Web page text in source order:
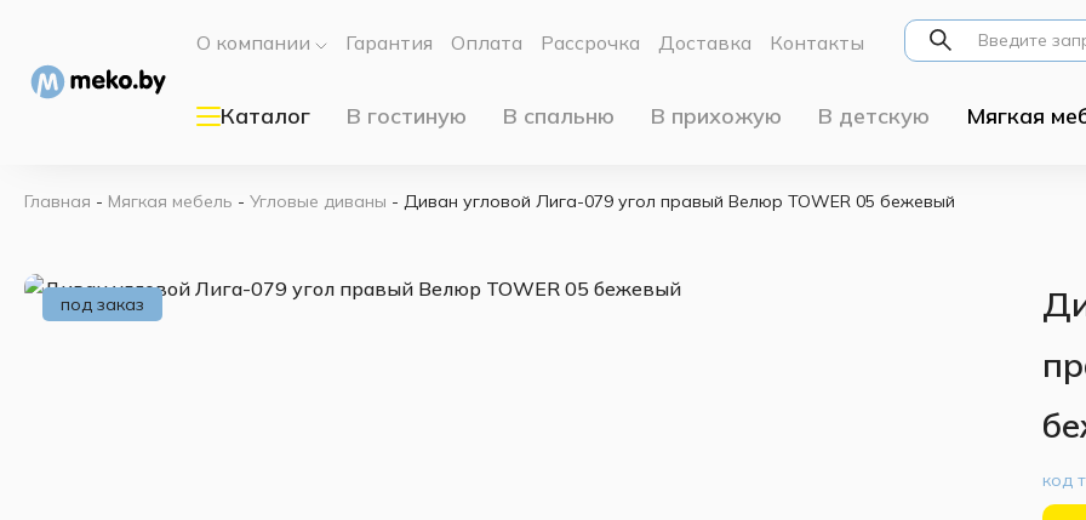
О компании Гарантия Оплата Рассрочка Доставка Контакты
Каталог В гостиную В спальню В прихожую В детскую Мягкая
Главная - Мягкая мебель - Угловые диваны - Диван угловой Лига-079 угол правый Велюр TOWER 05 бежевый
под заказ
код